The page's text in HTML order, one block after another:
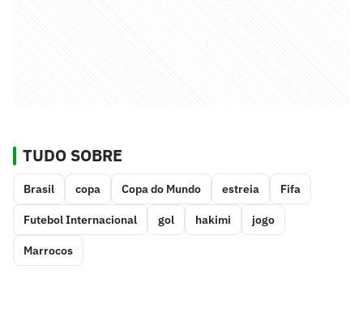
TUDO SOBRE
Brasil copa Copa do Mundo estreia Fifa
Futebol Internacional gol hakimi jogo
Marrocos